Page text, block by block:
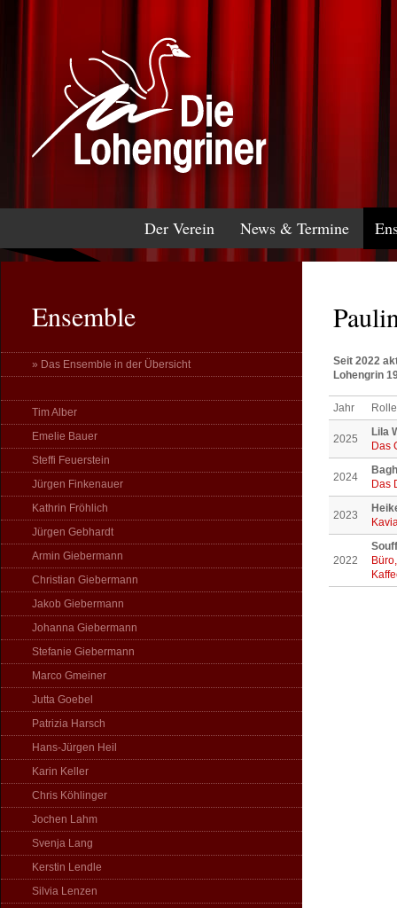
Der Verein News & Termine
Ensemble
» Das Ensemble in der Übersicht
Tim Alber
Emelie Bauer
Steffi Feuerstein
Jürgen Finkenauer
Kathrin Fröhlich
Jürgen Gebhardt
Armin Giebermann
Christian Giebermann
Jakob Giebermann
Johanna Giebermann
Stefanie Giebermann
Marco Gmeiner
Jutta Goebel
Patrizia Harsch
Hans-Jürgen Heil
Karin Keller
Chris Köhlinger
Jochen Lahm
Svenja Lang
Kerstin Lendle
Silvia Lenzen
Seit 2022
Lohengrin
Jahr
2025
Lila
Das
2024
Das
2023
2022